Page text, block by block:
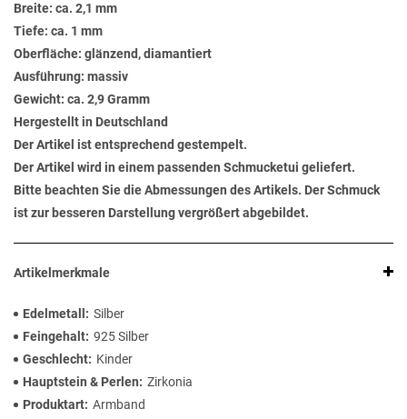
Breite: ca. 2,1 mm
Tiefe: ca. 1 mm
Oberfläche: glänzend, diamantiert
Ausführung: massiv
Gewicht: ca. 2,9 Gramm
Hergestellt in Deutschland
Der Artikel ist entsprechend gestempelt.
Der Artikel wird in einem passenden Schmucketui geliefert.
Bitte beachten Sie die Abmessungen des Artikels. Der Schmuck
ist zur besseren Darstellung vergrößert abgebildet.
Artikelmerkmale
Edelmetall
Silber
Feingehalt 925 Silber
Geschlecht
Kinder
Hauptstein & Perlen
Zirkonia
Produktart Armband